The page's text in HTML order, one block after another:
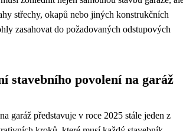
střechy, okapů nebo jiných konstrukčních
zasahovat do požadovaných odstupových
stavebního povolení na garáž
garáž představuje v roce 2025 stále jeden z